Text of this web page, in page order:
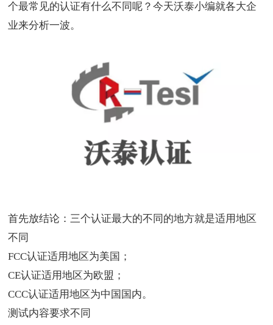
个最常见的认证有什么不同呢？今天沃泰小编就各大企
业来分析一波。
首先放结论：三个认证最大的不同的地方就是适用地区
不同
FCC认证适用地区为美国；
CE认证适用地区为欧盟；
CCC认证适用地区为中国国内。
测试内容要求不同